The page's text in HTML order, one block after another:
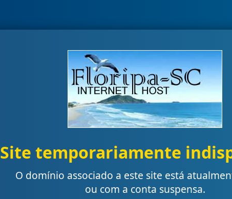
Site temporariamente
O domínio associado a este site está
ou com a conta suspensa.